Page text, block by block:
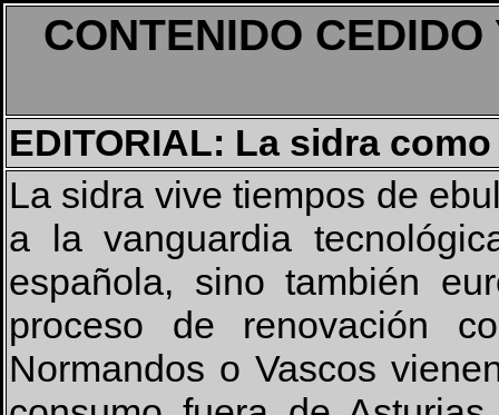
CONTENIDO
EDITORIAL: La sidra
La sidra vive tiempos de
a la vanguardia
española, sino también
proceso de renovación
Normandos o Vascos